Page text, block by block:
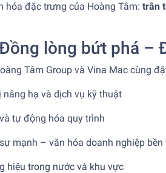
hóa đặc trưng của Hoàng Tâm: trân
lòng bứt phá –
Tâm Group và Vina Mac cùng
hạ và dịch vụ kỹ thuật
tự động hóa quy trình
mạnh – văn hóa doanh nghiệp bền
hiệu trong nước và khu vực